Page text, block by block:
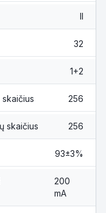
II
32
1+2
256
skaičius 256
93±3%
200
mA